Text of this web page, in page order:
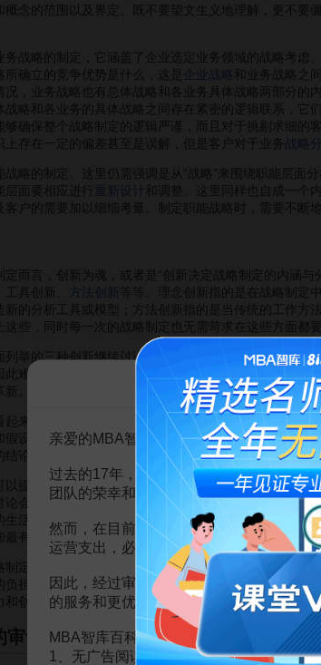
概念的范围以及界定。既不要望文生义地理解，更不要
略的制定，它涵盖了企业选定业务领域的战略考虑
所确立的竞争优势是什么，这是 企业战略
和业务战略之
况，业务战略也有总体战略和各业务具体战略两部分
战略和各业务的具体战略之间存在紧密的逻辑联系，
够确保整个战略制定的逻辑严谨，而且对于挑剔求细的
上存在一定的偏差甚至是误解，但是客户对于业务 战略
的制定。这里仍需强调是从“战略”来围绕职能层面分
面要相应进行
重新设计 和调整。这里同样也自成一个
客户的需要加以细细考量。制定职能战略时，需要不断
言，创新为魂，或者是“创新决定战略制定的内涵与
、工具创新、 方法创新
等等。理念创新指的是在战略制
新的分析工具或模型；方法创新指的是当传统的工作
这些，同时每一次的战略制定也无需苛求在这些方面都要
举的三种创新继续讨论。从难度上而言，理念创新实
此难度极大。就以刚结束的一个
战略项目
为例，战略制
新。理念创新绝不是国内小品中的流行词“忽悠”。如果
复杂，但是它所针对的问题是明确的，最终要达到的
假设，并且都是一定商业时代与历史的产物，照搬照
结论、所针对的客户问题这二者之间需要工具和模型的
示顾问不要拘于成法。就以战略制定中的访谈为例，
论会？讨论会应该采用什么样的方法？对于客户的客
生活与工作方式，就在于它要求咨询师时时在颠覆自
最有可能成为一种负累。
中体系和创新的要求和作用进行了简要的总结，主要
负担。曾经有人对经济学家做了如下的定义“戴着枷锁
和创新能力，因此战略咨询师有时候又像极了云游四
计
告MBA智库百科
亲爱的MBA智库百科用户：
过去的17年，百科频道一直以免费公益的
团队的荣幸和骄傲。
然而，在目前越来越严峻的经营挑战下，
运营支出，必然会越来越影响您的使用体
因此，经过审慎地考虑，我们决定推出
的服务和更优质的内容。
MBA智库百科VIP会员（9.9元 / 年， 点击
1、无广告阅读；